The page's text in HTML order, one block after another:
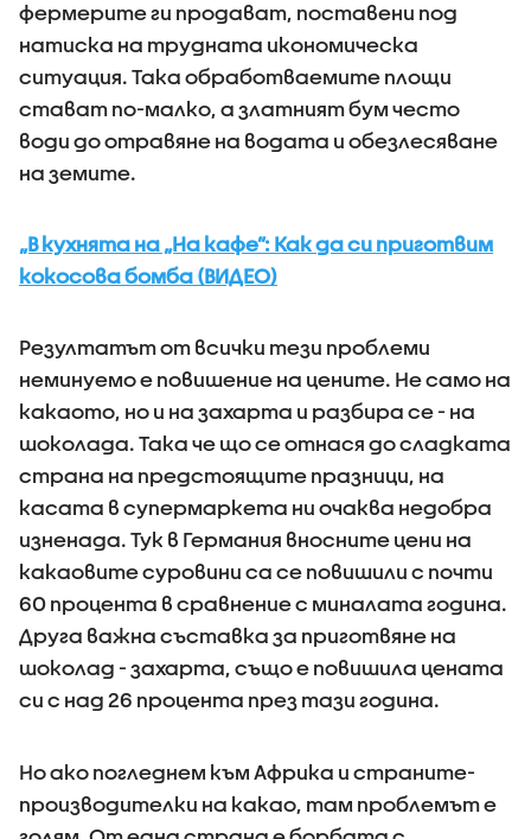
фермерите ги продават, поставени под
натиска на трудната икономическа
ситуация. Така обработваемите площи
стават по-малко, а златният бум често
води до отравяне на водата и обезлесяване
на земите.
„В кухнята на „На кафе”: Как да си приготвим
кокосова бомба (ВИДЕО)
Резултатът от всички тези проблеми
неминуемо е повишение на цените. Не само на
какаото, но и на захарта и разбира се - на
шоколада. Така че що се отнася до сладката
страна на предстоящите празници, на
касата в супермаркета ни очаква недобра
изненада. Тук в Германия вносните цени на
какаовите суровини са се повишили с почти
60 процента в сравнение с миналата година.
Друга важна съставка за приготвяне на
шоколад - захарта, също е повишила цената
си с над 26 процента през тази година.
Но ако погледнем към Африка и страните-
производителки на какао, там проблемът е